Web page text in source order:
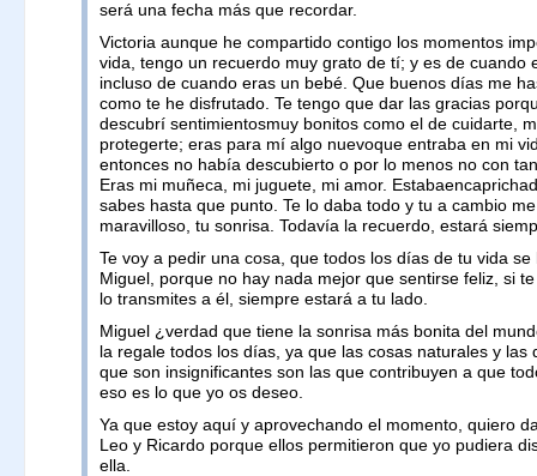
será una fecha más que recordar.
Victoria aunque he compartido contigo los momentos
vida, tengo un recuerdo muy grato de tí; y es de cuando
incluso de cuando eras un bebé. Que buenos días me
como te he disfrutado. Te tengo que dar las gracias
descubrí sentimientosmuy bonitos como el de cuidarte,
protegerte; eras para mí algo nuevoque entraba en mi
entonces no había descubierto o por lo menos no con
Eras mi muñeca, mi juguete, mi amor.
sabes hasta que punto. Te lo daba todo y tu a cambio
maravilloso, tu sonrisa. Todavía la recuerdo, estará
Te voy a pedir una cosa, que todos los días de tu vida se
Miguel, porque no hay nada mejor que sentirse feliz, si
lo transmites a él, siempre estará a tu lado.
Miguel ¿verdad que tiene la sonrisa más bonita del
la regale todos los días, ya que las cosas naturales y las
que son insignificantes son las que contribuyen a que
eso es lo que yo os deseo.
Ya que estoy aquí y aprovechando el momento, quiero
Leo y Ricardo porque ellos permitieron que yo pudiera
ella.